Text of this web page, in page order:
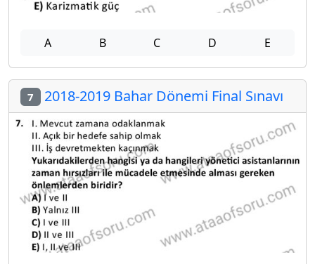
A B C D E
7 2018-2019 Bahar Dönemi Final Sınavı